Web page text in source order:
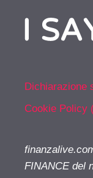
Dichiarazione
Cookie Policy
FINANCE del